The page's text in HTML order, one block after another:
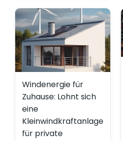
Windenergie für
Zuhause: Lohnt sich
eine
Kleinwindkraftanlage
für private